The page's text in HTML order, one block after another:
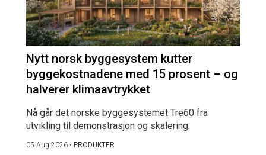
Nytt norsk byggesystem kutter
byggekostnadene med 15 prosent – og
halverer klimaavtrykket
Nå går det norske byggesystemet Tre60 fra
utvikling til demonstrasjon og skalering.
05 Aug 2026 • PRODUKTER